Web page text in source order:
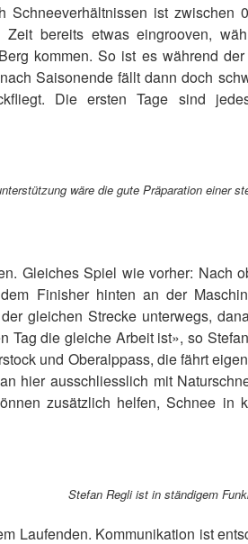
ist zwischen
bereits etwas eingrooven,
kommen. So ist es während
Saisonende fällt dann doch
Die ersten Tage sind
wäre die gute Präparation einer
Gleiches Spiel wie vorher: Nach
Finisher hinten an der
gleichen Strecke unterwegs,
Tag die gleiche Arbeit ist», so
und Oberalppass, die fährt
hier ausschliesslich mit
zusätzlich helfen, Schnee in
Stefan Regli ist in ständigem
Laufenden. Kommunikation ist